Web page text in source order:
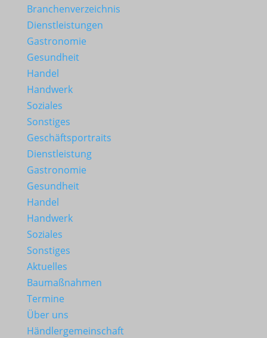
Branchenverzeichnis
Dienstleistungen
Gastronomie
Gesundheit
Handel
Handwerk
Soziales
Sonstiges
Geschäftsportraits
Dienstleistung
Gastronomie
Gesundheit
Handel
Handwerk
Soziales
Sonstiges
Aktuelles
Baumaßnahmen
Termine
Über uns
Händlergemeinschaft